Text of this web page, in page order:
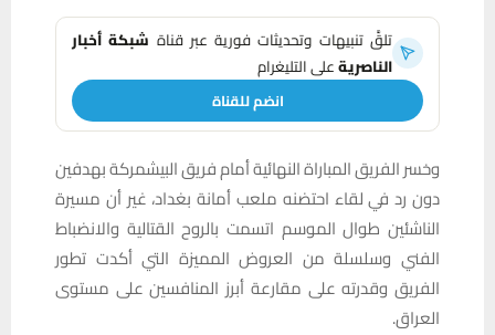
تلقَّ تنبيهات وتحديثات فورية عبر قناة شبكة أخبار
الناصريةعلى التليغرام
انضم للقناة
وخسر الفريق المباراة النهائية أمام فريق البيشمركة بهدفين
دون رد في لقاء احتضنه ملعب أمانة بغداد، غير أن مسيرة
الناشئين طوال الموسم اتسمت بالروح القتالية والانضباط
الفني وسلسلة من العروض المميزة التي أكدت تطور
الفريق وقدرته على مقارعة أبرز المنافسين على مستوى
العراق.